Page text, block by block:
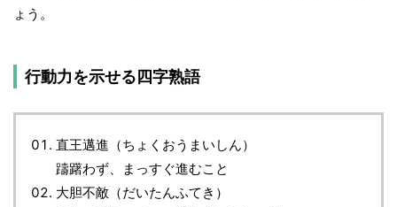
ょう。
行動力を示せる四字熟語
直王邁進（ちょくおうまいしん）
躊躇わず、まっすぐ進むこと
大胆不敵（だいたんふてき）